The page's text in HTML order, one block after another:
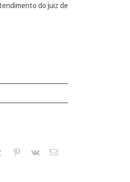
do juiz de
Tumblr Pinterest
Vk
E-